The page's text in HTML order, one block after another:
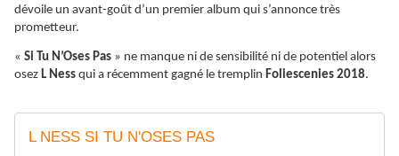
dévoile un avant-goût d’un premier album qui s’annonce très
prometteur.
« Si Tu N’Oses Pas » ne manque ni de sensibilité ni de potentiel alors
osez L Ness qui a récemment gagné le tremplin Foliescenies 2018.
L NESS SI TU N'OSES PAS